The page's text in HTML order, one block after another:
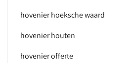
hovenier hoeksche waard
hovenier houten
hovenier offerte